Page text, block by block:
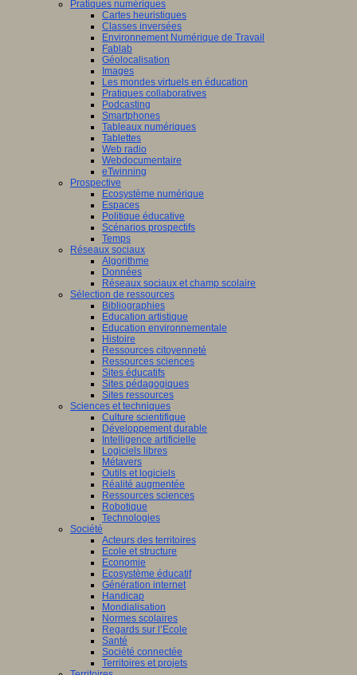
Pratiques numériques
Cartes heuristiques
Classes inversées
Environnement Numérique de Travail
Fablab
Géolocalisation
Images
Les mondes virtuels en éducation
Pratiques collaboratives
Podcasting
Smartphones
Tableaux numériques
Tablettes
Web radio
Webdocumentaire
eTwinning
Prospective
Ecosystème numérique
Espaces
Politique éducative
Scénarios prospectifs
Temps
Réseaux sociaux
Algorithme
Données
Réseaux sociaux et champ scolaire
Sélection de ressources
Bibliographies
Education artistique
Education environnementale
Histoire
Ressources citoyenneté
Ressources sciences
Sites éducatifs
Sites pédagogiques
Sites ressources
Sciences et techniques
Culture scientifique
Développement durable
Intelligence artificielle
Logiciels libres
Métavers
Outils et logiciels
Réalité augmentée
Ressources sciences
Robotique
Technologies
Société
Acteurs des territoires
Ecole et structure
Economie
Ecosystème éducatif
Génération internet
Handicap
Mondialisation
Normes scolaires
Regards sur l’Ecole
Santé
Société connectée
Territoires et projets